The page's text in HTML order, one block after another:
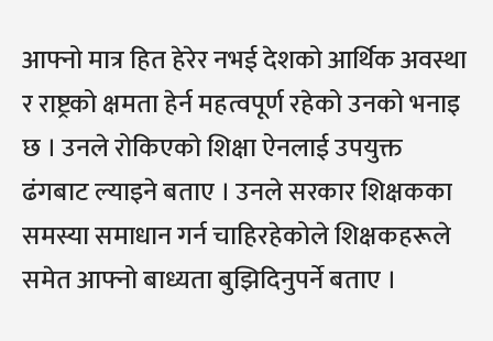
आफ्नो मात्र हित हेरेर नभई देशको आर्थिक अवस्था
र राष्ट्रको क्षमता हेर्न महत्वपूर्ण रहेको उनको भनाइ
छ । उनले रोकिएको शिक्षा ऐनलाई उपयुक्त
ढंगबाट ल्याइने बताए । उनले सरकार शिक्षकका
समस्या समाधान गर्न चाहिरहेकोले शिक्षकहरूले
समेत आफ्नो बाध्यता बुझिदिनुपर्ने बताए ।